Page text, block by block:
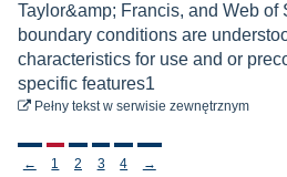
Taylor&amp; Francis, and Web
boundary conditions are
characteristics for use and or
specific features1
Pełny tekstdo pobrania
w serwisie zewnętrznym
Stronicowanie
← 1 2 3 4 →